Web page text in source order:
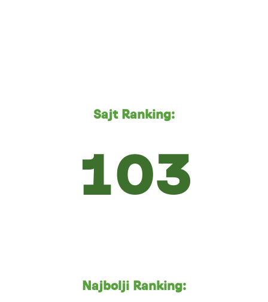
Sajt Ranking:
103
Najbolji Ranking: